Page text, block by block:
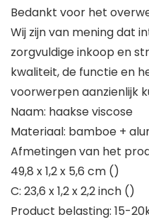
Bedankt voor het
Wij zijn van mening dat
zorgvuldige inkoop en
kwaliteit, de functie en
voorwerpen aanzienlijk
Naam: haakse viscose
Materiaal: bamboe +
Afmetingen van het
49,8 x 1,2 x 5,6 cm ()
C: 23,6 x 1,2 x 2,2 inch ()
Product belasting: 15-